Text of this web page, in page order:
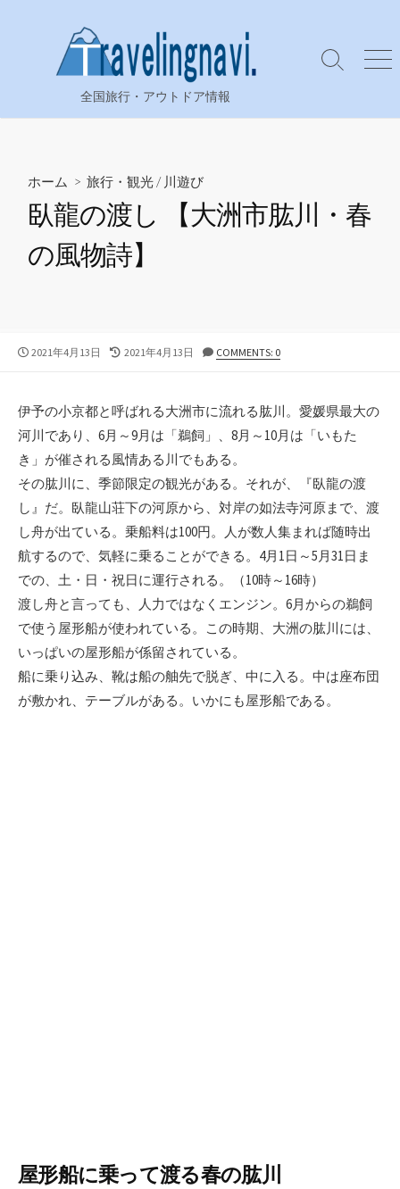
へ
全国旅行・アウトドア情報
検
り
メ
ー
ホーム > 旅行・観光 / 川遊び
臥龍の渡し 【大洲市肱川・春
の風物詩】
公
2021年4月13日
最
新
日
2021年4月13日 COMMENTS: 0
伊予の小京都と呼ばれる大洲市に流れる肱川。愛媛県最大の
河川であり、6月～9月は「鵜飼」、8月～10月は「いもた
き」が催される風情ある川でもある。
その肱川に、季節限定の観光がある。それが、『臥龍の渡
し』だ。臥龍山荘下の河原から、対岸の如法寺河原まで、渡
し舟が出ている。乗船料は100円。人が数人集まれば随時出
航するので、気軽に乗ることができる。4月1日～5月31日ま
での、土・日・祝日に運行される。（10時～16時）
渡し舟と言っても、人力ではなくエンジン。6月からの鵜飼
で使う屋形船が使われている。この時期、大洲の肱川には、
いっぱいの屋形船が係留されている。
船に乗り込み、靴は船の舳先で脱ぎ、中に入る。中は座布団
が敷かれ、テーブルがある。いかにも屋形船である。
屋形船に乗って渡る春の肱川